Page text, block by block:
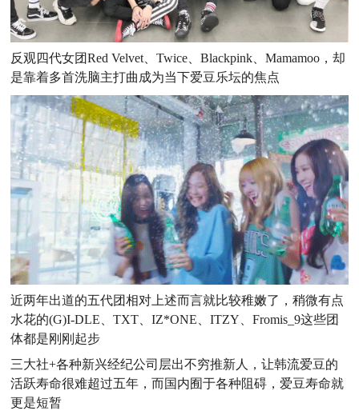
反观四代女团Red Velvet、Twice、Blackpink、Mamamoo，却
是靠着多首洗脑主打曲成为当下爱豆乐坛的焦点
近两年出道的五代团相对上述而言就比较稚嫩了，稍微有点
水花的(G)I-DLE、TXT、IZ*ONE、ITZY、Fromis_9这些团
体都是刚刚起步
三大社+各种新兴经纪公司层出不穷推新人，让韩流爱豆的
活跃寿命很难超过五年，而国内囿于各种阻碍，爱豆寿命就
更是短暂